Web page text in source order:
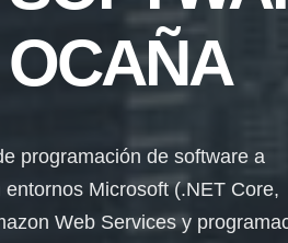
programación de software a
entornos Microsoft (.NET Core,
Web Services y